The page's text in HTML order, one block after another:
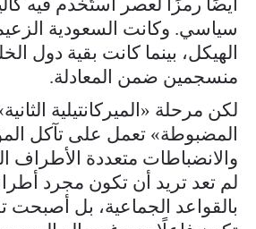
سياسي. وكانت السعودية
الهيكل، بينما كانت بقية دول
منسجمين ضمن المعادلة.
لكن مرحلة «الميركانتيلية
المضبوطة» تعمل على تآكل
والانضباطات متعددة الأطراف
لم تعد تريد أن تكون مجرد
بالقواعد الجماعية، بل